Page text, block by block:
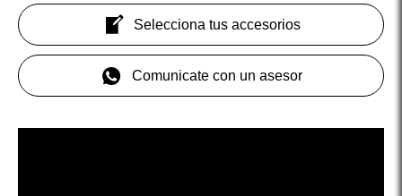
Selecciona tus accesorios
Comunicate con un asesor